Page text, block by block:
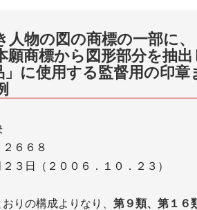
人物の図の商標の一部に
願商標から図形部分を抽
に使用する監督用の印
６６８
３日（２００６．１０．２３）
りの構成よりなり、 第９類、第１６